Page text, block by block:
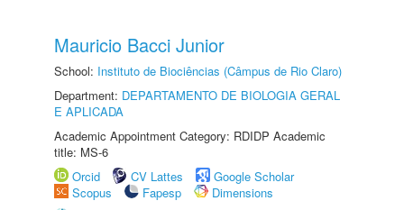
Mauricio Bacci Junior
School: Instituto de Biociências (Câmpus de Rio Claro)
Department: DEPARTAMENTO DE BIOLOGIA GERAL
E APLICADA
Academic Appointment Category: RDIDP Academic
title: MS-6
Orcid
CV Lattes
Google Scholar
Scopus
Fapesp
Dimensions